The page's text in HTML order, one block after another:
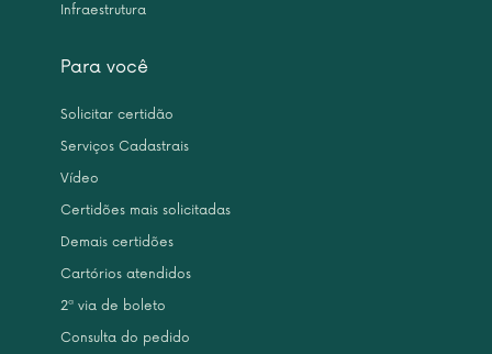
Infraestrutura
Para você
Solicitar certidão
Serviços Cadastrais
Vídeo
Certidões mais solicitadas
Demais certidões
Cartórios atendidos
2ª via de boleto
Consulta do pedido